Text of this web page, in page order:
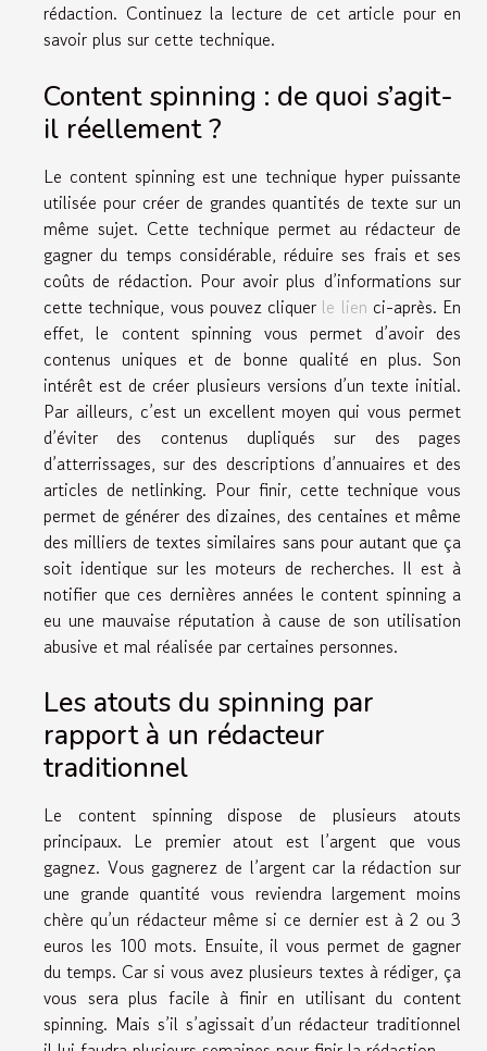
rédaction. Continuez la lecture de cet article pour en
savoir plus sur cette technique.
Content spinning : de quoi s’agit-
il réellement ?
Le content spinning est une technique hyper puissante
utilisée pour créer de grandes quantités de texte sur un
même sujet. Cette technique permet au rédacteur de
gagner du temps considérable, réduire ses frais et ses
coûts de rédaction. Pour avoir plus d’informations sur
cette technique, vous pouvez cliquer le lien ci-après. En
effet, le content spinning vous permet d’avoir des
contenus uniques et de bonne qualité en plus. Son
intérêt est de créer plusieurs versions d’un texte initial.
Par ailleurs, c’est un excellent moyen qui vous permet
d’éviter des contenus dupliqués sur des pages
d’atterrissages, sur des descriptions d’annuaires et des
articles de netlinking. Pour finir, cette technique vous
permet de générer des dizaines, des centaines et même
des milliers de textes similaires sans pour autant que ça
soit identique sur les moteurs de recherches. Il est à
notifier que ces dernières années le content spinning a
eu une mauvaise réputation à cause de son utilisation
abusive et mal réalisée par certaines personnes.
Les atouts du spinning par
rapport à un rédacteur
traditionnel
Le content spinning dispose de plusieurs atouts
principaux. Le premier atout est l’argent que vous
gagnez. Vous gagnerez de l’argent car la rédaction sur
une grande quantité vous reviendra largement moins
chère qu’un rédacteur même si ce dernier est à 2 ou 3
euros les 100 mots. Ensuite, il vous permet de gagner
du temps. Car si vous avez plusieurs textes à rédiger, ça
vous sera plus facile à finir en utilisant du content
spinning. Mais s’il s’agissait d’un rédacteur traditionnel